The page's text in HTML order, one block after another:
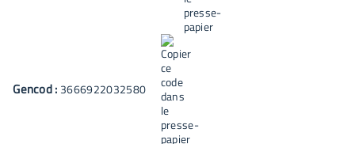
Gencod : 3666922032580